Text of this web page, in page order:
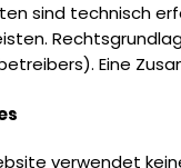
sind technisch
Eine
verwendet